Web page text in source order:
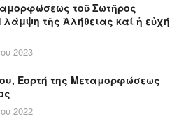
τοῦ Σωτῆρος
λάμψη τῆς Ἀλήθειας καί ἡ εὐχή
2023
Εορτή της Μεταμορφώσεως
2022